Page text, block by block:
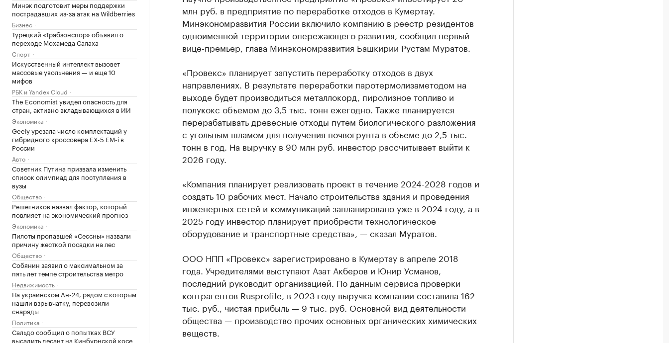
Минэк подготовит меры поддержки
пострадавших из-за атак на Wildberries
Бизнес
Турецкий «Трабзонспор» объявил о
переходе Мохамеда Салаха
Спорт
Искусственный интеллект вызовет
массовые увольнения — и еще 10
мифов
РБК и Yandex Cloud
The Economist увидел опасность для
стран, активно вкладывающихся в ИИ
Экономика
Geely урезала число комплектаций у
гибридного кроссовера EX-5 EM-i в
России
Авто
Советник Путина призвала изменить
список олимпиад для поступления в
вузы
Общество
Решетников назвал фактор, который
повлияет на экономический прогноз
Экономика
Пилоты пропавшей «Сессны» назвали
причину жесткой посадки на лес
Общество
Собянин заявил о максимальном за
пять лет темпе строительства метро
Недвижимость
На украинском Ан-24, рядом с которым
нашли взрывчатку, перевозили
снаряды
Политика
Сальдо сообщил о попытках ВСУ
высадить десант на Кинбурнской косе
млн руб. в предприятие по переработке отходов в Кумертау.
Минэкономразвития России включило компанию в реестр резидентов
одноименной территории опережающего развития, сообщил первый
вице-премьер, глава Минэкономразвития Башкирии Рустам Муратов.
«Провекс» планирует запустить переработку отходов в двух
направлениях. В результате переработки паротермолизаметодом на
выходе будет производиться металлокорд, пиролизное топливо и
полукокс объемом до 3,5 тыс. тонн ежегодно. Также планируется
перерабатывать древесные отходы путем биологического разложения
с угольным шламом для получения почвогрунта в объеме до 2,5 тыс.
тонн в год. На выручку в 90 млн руб. инвестор рассчитывает выйти к
2026 году.
«Компания планирует реализовать проект в течение 2024-2028 годов и
создать 10 рабочих мест. Начало строительства здания и проведения
инженерных сетей и коммуникаций запланировано уже в 2024 году, а в
2025 году инвестор планирует приобрести технологическое
оборудование и транспортные средства», — сказал Муратов.
ООО НПП «Провекс» зарегистрировано в Кумертау в апреле 2018
года. Учредителями выступают Азат Акберов и Юнир Усманов,
последний руководит организацией. По данным сервиса проверки
контрагентов Rusprofile, в 2023 году выручка компании составила 162
тыс. руб., чистая прибыль — 9 тыс. руб. Основной вид деятельности
общества — производство прочих основных органических химических
веществ.